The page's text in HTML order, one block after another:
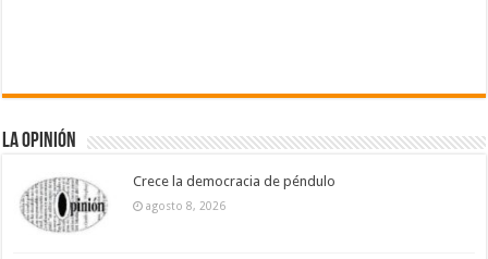
La Opinión
Crece la democracia de péndulo
agosto 8, 2026